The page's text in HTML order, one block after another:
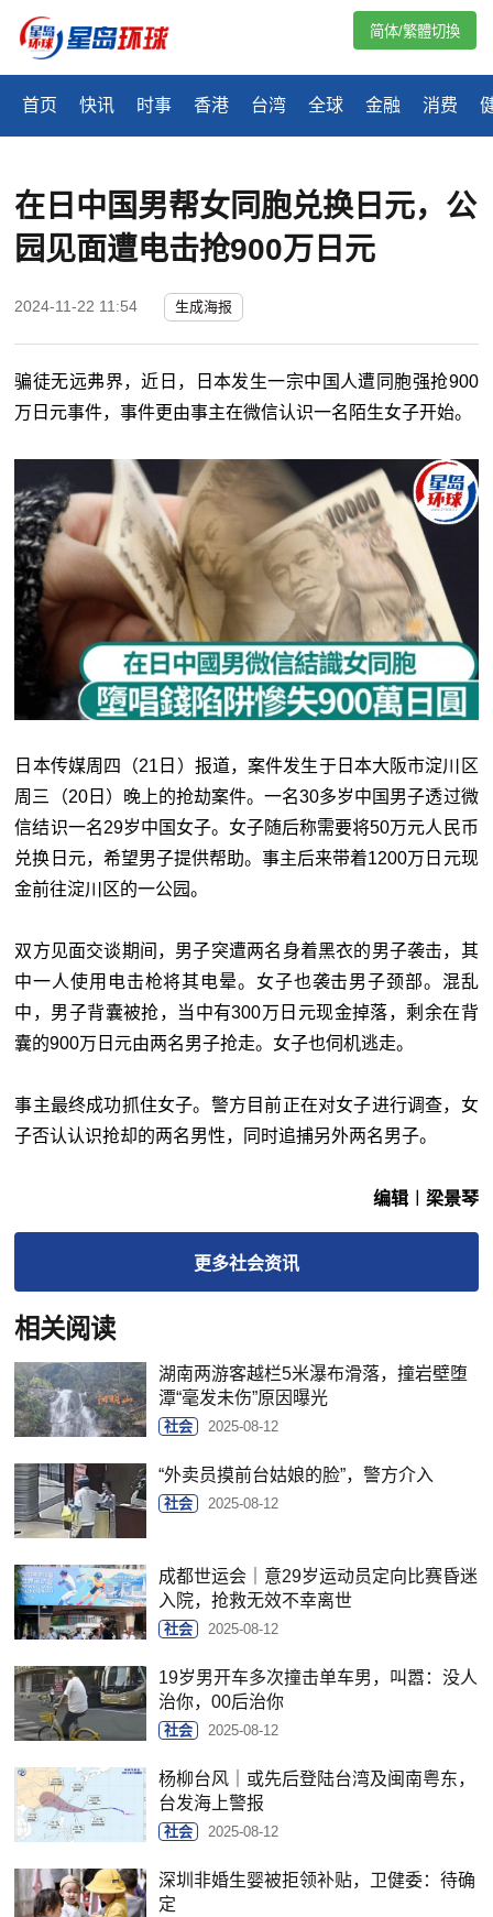
首页 快讯 时事 香港 台湾 全球 金融 消费
简体/繁體切換
在日中国男帮女同胞兑换日元，公
园见面遭电击抢900万日元
2024-11-22 11:54 生成海报
骗徒无远弗界，近日，日本发生一宗中国人遭同胞强抢900
万日元事件，事件更由事主在微信认识一名陌生女子开始。
日本传媒周四（21日）报道，案件发生于日本大阪市淀川区
周三（20日）晚上的抢劫案件。一名30多岁中国男子透过微
信结识一名29岁中国女子。女子随后称需要将50万元人民币
兑换日元，希望男子提供帮助。事主后来带着1200万日元现
金前往淀川区的一公园。
双方见面交谈期间，男子突遭两名身着黑衣的男子袭击，其
中一人使用电击枪将其电晕。女子也袭击男子颈部。混乱
中，男子背囊被抢，当中有300万日元现金掉落，剩余在背
囊的900万日元由两名男子抢走。女子也伺机逃走。
事主最终成功抓住女子。警方目前正在对女子进行调查，女
子否认认识抢却的两名男性，同时追捕另外两名男子。
编辑︱梁景琴
更多社会资讯
相关阅读
湖南两游客越栏5米瀑布滑落，撞岩壁堕
潭“毫发未伤”原因曝光
社会 2025-08-12
“外卖员摸前台姑娘的脸”，警方介入
社会 2025-08-12
成都世运会｜意29岁运动员定向比赛昏迷
入院，抢救无效不幸离世
社会 2025-08-12
19岁男开车多次撞击单车男，叫嚣：没人
治你，00后治你
社会 2025-08-12
杨柳台风｜或先后登陆台湾及闽南粤东，
台发海上警报
社会 2025-08-12
深圳非婚生婴被拒领补贴，卫健委：待确
定